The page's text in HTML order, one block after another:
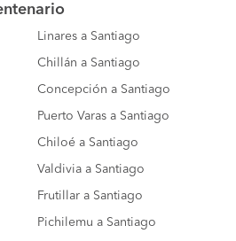
Linares a Santiago
Chillán a Santiago
Concepción a Santiago
Puerto Varas a Santiago
Chiloé a Santiago
Valdivia a Santiago
Frutillar a Santiago
Pichilemu a Santiago